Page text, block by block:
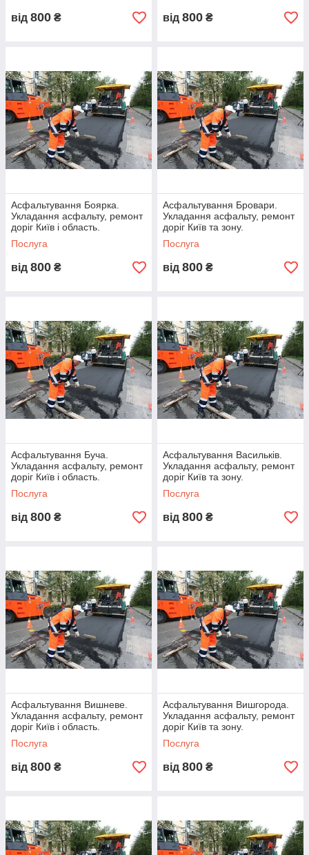
1
Ми всю роботу виконуємо «під ключ», здаючи
готовий об'єкт.
2
власного виробництва.
3
Працюємо на сучасній техніці, яка швидко
справляється з поставленим завданням.
4
Застосовуємо класичну технологію укладання,
яка оптимально підходить для нашої кліматичної
Чим наш сервіс підкуповує
клієнтів?
Ми вже 20 років працюємо в обраній сфері.
Гарантії
від 800 ₴ від 800 ₴
Асфальтування Боярка.
Укладання асфальту, ремонт
доріг Київ і область.
Послуга
від 800 ₴
Асфальтування Бровари.
Укладання асфальту, ремонт
доріг Київ та зону.
Послуга
від 800 ₴
Асфальтування Буча.
Укладання асфальту, ремонт
доріг Київ і область.
Послуга
від 800 ₴
Асфальтування Васильків.
Укладання асфальту, ремонт
доріг Київ та зону.
Послуга
від 800 ₴
Асфальтування Вишневе.
Укладання асфальту, ремонт
доріг Київ і область.
Послуга
від 800 ₴
Асфальтування Вишгорода.
Укладання асфальту, ремонт
доріг Київ та зону.
Послуга
від 800 ₴